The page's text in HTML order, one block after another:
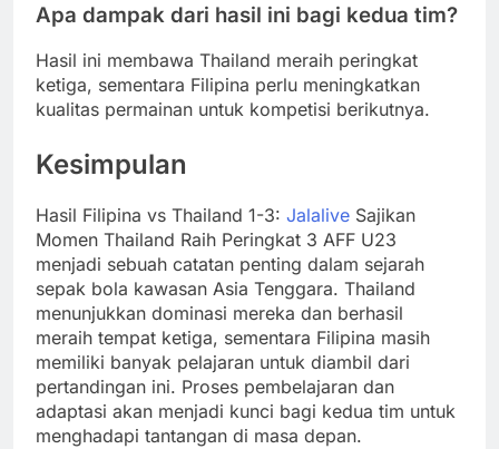
Apa dampak dari hasil ini bagi kedua tim?
Hasil ini membawa Thailand meraih peringkat
ketiga, sementara Filipina perlu meningkatkan
kualitas permainan untuk kompetisi berikutnya.
Kesimpulan
Hasil Filipina vs Thailand 1-3: Jalalive Sajikan
Momen Thailand Raih Peringkat 3 AFF U23
menjadi sebuah catatan penting dalam sejarah
sepak bola kawasan Asia Tenggara. Thailand
menunjukkan dominasi mereka dan berhasil
meraih tempat ketiga, sementara Filipina masih
memiliki banyak pelajaran untuk diambil dari
pertandingan ini. Proses pembelajaran dan
adaptasi akan menjadi kunci bagi kedua tim untuk
menghadapi tantangan di masa depan.